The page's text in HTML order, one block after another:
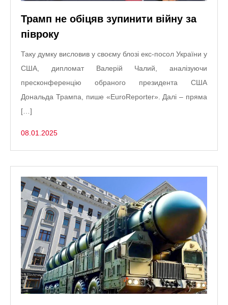
Трамп не обіцяв зупинити війну за
півроку
Таку думку висловив у своєму блозі екс-посол України у
США, дипломат Валерій Чалий, аналізуючи
пресконференцію обраного президента США
Дональда Трампа, пише «EuroReporter». Далі – пряма
[…]
08.01.2025